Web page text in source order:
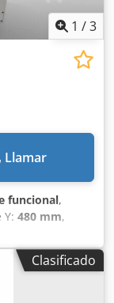
1 /3
Llamar
funcional,
480 mm,
cabezal (máx.):
rpm, carrera de
, ancho total:
de la mesa:
de la pieza
Clasificado